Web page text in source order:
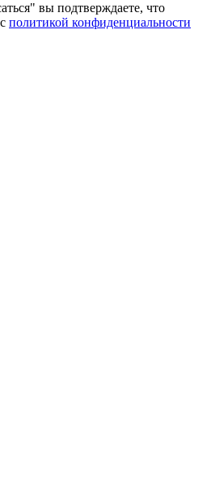
вы подтверждаете, что
политикой конфиденциальности